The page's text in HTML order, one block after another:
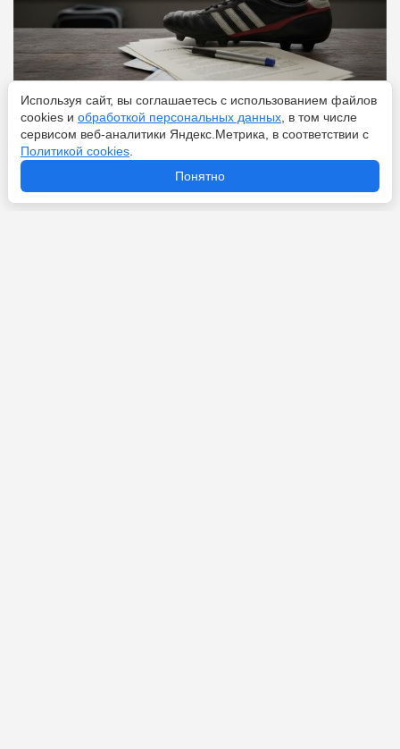
Перейти
Используя сайт, вы соглашаетесь с использованием файлов
cookies и обработкой персональных данных , в том числе
сервисом веб-аналитики Яндекс.Метрика, в соответствии с
Политикой cookies
Понятно